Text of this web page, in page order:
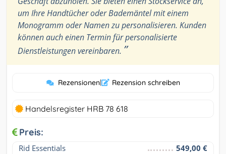
um Ihre Handtücher oder Bademäntel mit einem
Monogramm oder Namen zu personalisieren. Kunden
können auch einen Termin für personalisierte
Dienstleistungen vereinbaren. ”
Rezensionen| Rezension schreiben
Handelsregister HRB 78 618
Preis:
Rid Essentials
549,00 €